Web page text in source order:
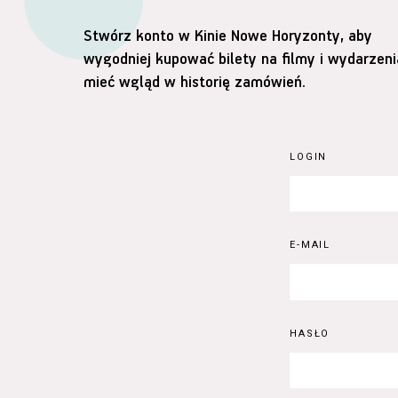
Stwórz konto w Kinie Nowe Horyzonty, aby
wygodniej kupować bilety na filmy i
mieć wgląd w historię zamówień.
LOGIN
E-MAIL
HASŁO